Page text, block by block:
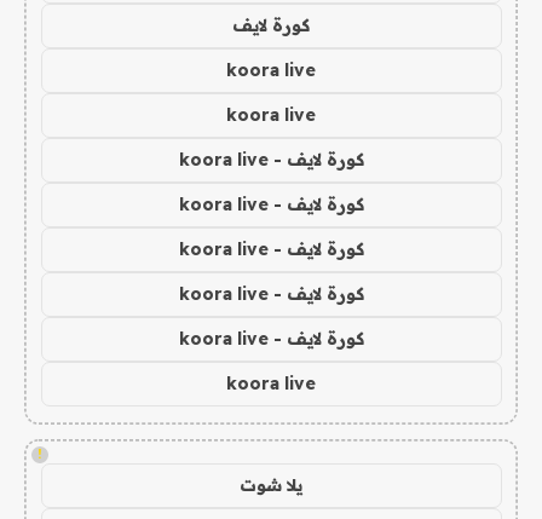
كورة لايف
koora live
koora live
كورة لايف - koora live
كورة لايف - koora live
كورة لايف - koora live
كورة لايف - koora live
كورة لايف - koora live
koora live
!
يلا شوت